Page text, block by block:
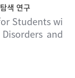
색 연구
Students wi
and